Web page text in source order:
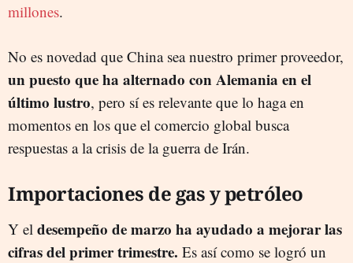
millones.
No es novedad que China sea nuestro primer proveedor,
un puesto que ha alternado con Alemania en el
último lustro, pero sí es relevante que lo haga en
momentos en los que el comercio global busca
respuestas a la crisis de la guerra de Irán.
Importaciones de gas y petróleo
Y el desempeño de marzo ha ayudado a mejorar las
cifras del primer trimestre. Es así como se logró un